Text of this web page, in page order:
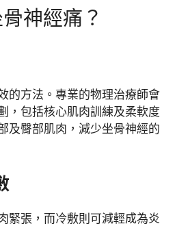
神經痛？
的方法。專業的物理治療師會
，包括核心肌肉訓練及柔軟度
及臀部肌肉，減少坐骨神經的
緊張，而冷敷則可減輕成為炎